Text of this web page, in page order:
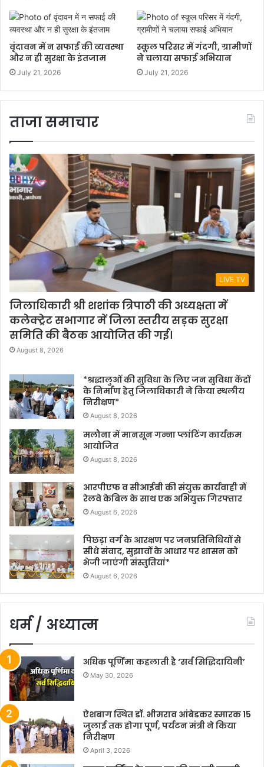
वृंदावन में न सफाई की व्यवस्था
और न ही सुरक्षा के इंतजाम
July 21, 2026
स्कूल परिसर में गंदगी, ग्रामीणों
ने चलाया सफाई अभियान
July 21, 2026
ताजा समाचार
LIVE TV
जिलाधिकारी श्री शशांक त्रिपाठी की अध्यक्षता में
कलेक्ट्रेट सभागार में जिला स्तरीय सड़क सुरक्षा
समिति की बैठक आयोजित की गई।
August 8, 2026
*श्रद्धालुओं की सुविधा के लिए जन सुविधा केंद्रों
के निर्माण हेतु जिलाधिकारी ने किया स्थलीय
निरीक्षण*
August 8, 2026
मलौना में मानसून गन्ना प्लांटिंग कार्यक्रम
आयोजित
August 8, 2026
आरपीएफ व सीआईबी की संयुक्त कार्यवाही में
रेलवे केबिल के साथ एक अभियुक्त गिरफ्तार
August 6, 2026
पिछड़ा वर्ग के आरक्षण पर जनप्रतिनिधियों से
सीधे संवाद, सुझावों के आधार पर शासन को
भेजी जाएंगी संस्तुतियां*
August 6, 2026
धर्म / अध्यात्म
अधिक पूर्णिमा कहलाती है ‘सर्व सिद्धिदायिनी’
May 30, 2026
ऐशबाग स्थित डॉ. भीमराव आंबेडकर स्मारक 15
जुलाई तक होगा पूर्ण, पर्यटन मंत्री ने किया
निरीक्षण
April 3, 2026